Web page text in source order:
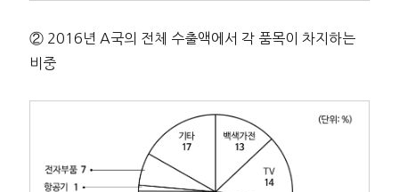
② 2016년 A국의 전체 수출액에서 각 품목이 차지하는
비중